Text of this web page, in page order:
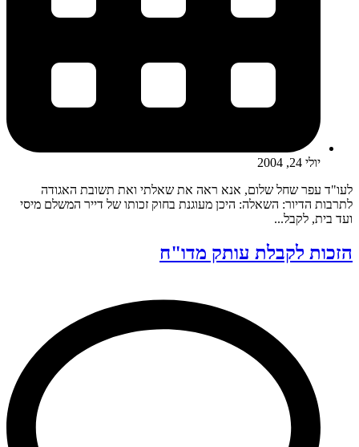
יולי 24, 2004
לעו"ד עפר שחל שלום, אנא ראה את שאלתי ואת תשובת האגודה
לתרבות הדיור: השאלה: היכן מעוגנת בחוק זכותו של דייר המשלם מיסי
ועד בית, לקבל...
הזכות לקבלת עותק מדו"ח